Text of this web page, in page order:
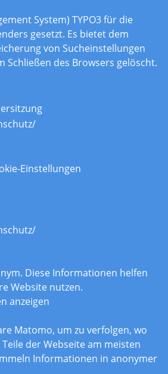
System) TYPO3 für die
gesetzt. Es bietet dem
von Sucheinstellungen
Schließen des Browsers gelöscht.
Einstellungen
Diese Informationen helfen
Website nutzen.
anzeigen
Matomo, um zu verfolgen, wo
der Webseite am meisten
Informationen in anonymer